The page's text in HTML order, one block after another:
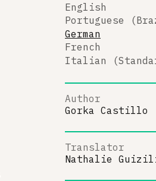
English
Portuguese
German
French
Italian
Author
Gorka Castillo
Translator
Nathalie